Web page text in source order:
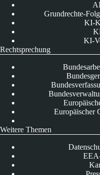
Grundrechte-
KI-
KI-
Rechtsprechung
Europäischer
Weitere Themen